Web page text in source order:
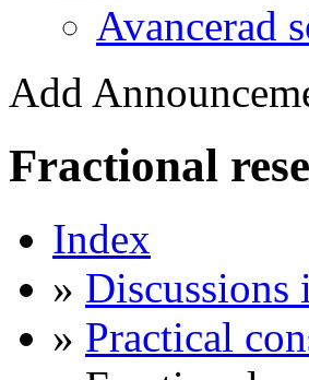
Avancerad
Add
Fractional
Index
» Discussions
» Practical